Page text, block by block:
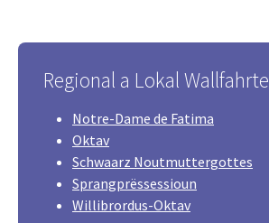
Regional a Lokal Wallfahrte
Notre-Dame de Fatima
Oktav
Schwaarz Noutmuttergottes
Sprangprëssessioun
Willibrordus-Oktav